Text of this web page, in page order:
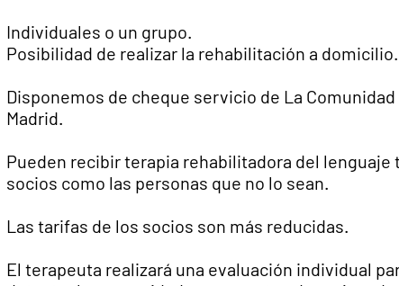
Individuales o un grupo.
Posibilidad de realizar la rehabilitación a domicilio.
Disponemos de cheque servicio de La Comunidad
Madrid.
Pueden recibir terapia rehabilitadora del lenguaje
socios como las personas que no lo sean.
Las tarifas de los socios son más reducidas.
El terapeuta realizará una evaluación individual